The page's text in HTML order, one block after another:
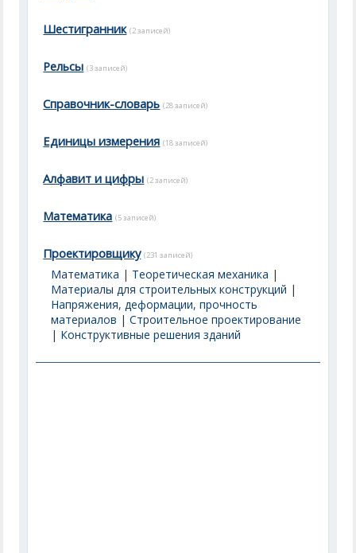
Шестигранник (2 записей)
Рельсы (3 записей)
Справочник-словарь (28 записей)
Единицы измерения (18 записей)
Алфавит и цифры (2 записей)
Математика (5 записей)
Проектировщику (231 записей)
Математика | Теоретическая механика |
Материалы для строительных конструкций |
Напряжения, деформации, прочность
материалов |Строительное проектирование
| Конструктивные решения зданий